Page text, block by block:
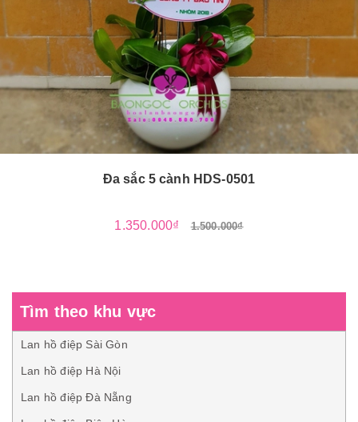
Đa sắc 5 cành HDS-0501
1.350.000₫ 1.500.000₫
Tìm theo khu vực
Lan hồ điệp Sài Gòn
Lan hồ điệp Hà Nội
Lan hồ điệp Đà Nẵng